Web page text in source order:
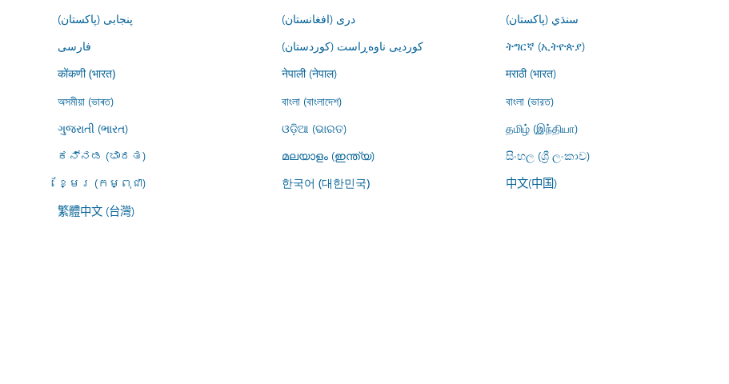
پنجابی (پاکستان)
درى (افغانستان) سنڌي (پاکستان)
فارسى
کوردیی ناوەڕاست (کوردستان) ትግርኛ (ኢትዮጵያ)
कोंकणी (भारत) नेपाली (नेपाल) मराठी (भारत)
অসমীয়া (ভাৰত) বাংলা (বাংলাদেশ) বাংলা (ভারত)
ગુજરાતી (ભારત)
ଓଡ଼ିଆ (ଭାରତ) தமிழ் (இந்தியா)
ಕನ್ನಡ (ಭಾರತ)
മലയാളം (ഇന്ത്യ) සිංහල (ශ්‍රී ලංකාව)
ខ្មែរ (កម្ពុជា)
한국어 (대한민국) 中文(中国)
繁體中文 (台灣)